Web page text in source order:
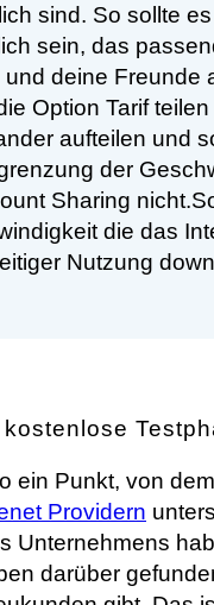
sind. So sollte
sein, das
deine Freunde
Option Tarif
aufteilen und
der
Sharing
die das
Nutzung
Providern
Unternehmens
darüber